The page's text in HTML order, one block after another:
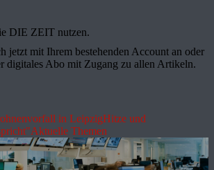
DIE ZEIT nutzen.
jetzt mit Ihrem bestehenden Account an oder
digitales Abo mit Zugang zu allen Artikeln.
in LeipzigHitze und
Aktuelle Themen